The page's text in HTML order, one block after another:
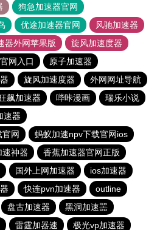
狗急加速器官网
优途加速器官网
风驰加速器
器外网苹果版
旋风加速度器
网入口
原子加速器
旋风加速度器
外网网址导航
飙加速器 哔咔漫画
瑞乐小说
速器
官网
蚂蚁加速npv下载官网ios
神器
香蕉加速器官网正版
国外上网加速器
ios加速器
快连pvn加速器
outline
盘古加速器
黑洞加速噐
雷霆加器速 极光vp加速器